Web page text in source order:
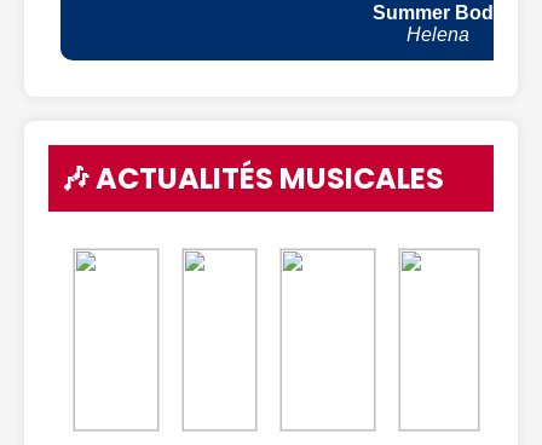
Summer Body
Helena
🎶 ACTUALITÉS MUSICALES